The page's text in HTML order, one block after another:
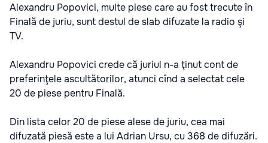
Alexandru Popovici, multe piese care au fost trecute în
Finală de juriu, sunt destul de slab difuzate la radio şi
TV.
Alexandru Popovici crede că juriul n-a ţinut cont de
preferinţele ascultătorilor, atunci cînd a selectat cele
20 de piese pentru Finală.
Din lista celor 20 de piese alese de juriu, cea mai
difuzată piesă este a lui Adrian Ursu, cu 368 de difuzări.